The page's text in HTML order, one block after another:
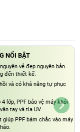
NỔI BẬT
vẻ đẹp nguyên bản
đến thiết kế.
và có khả năng tự phục
lớp, PPF bảo vệ máy khỏi
tay và tia UV.
giúp PPF bám chắc vào máy